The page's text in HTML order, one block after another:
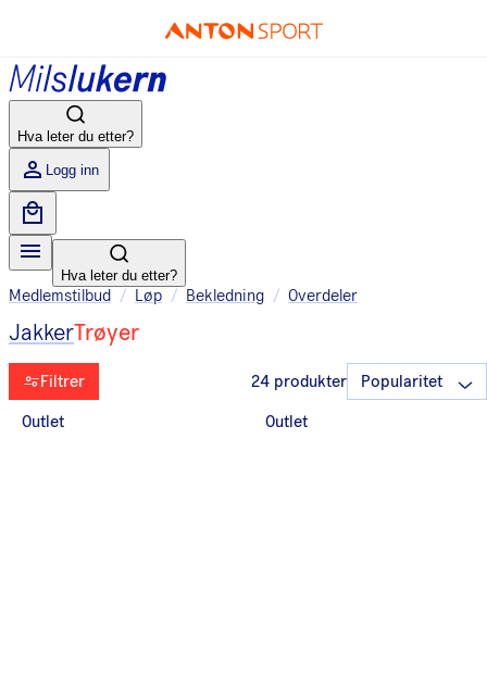
Hva leter du etter?
Logg inn
Hva leter du etter?
Medlemstilbud / Løp / Bekledning / Overdeler
JakkerTrøyer
Filtrer 24 produkter
Outlet Outlet